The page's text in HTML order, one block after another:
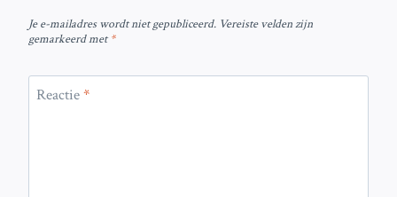
Je e-mailadres wordt niet gepubliceerd. Vereiste velden zijn
gemarkeerd met*
Reactie*